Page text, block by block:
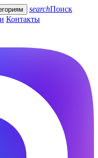
searchПоиск
Контакты